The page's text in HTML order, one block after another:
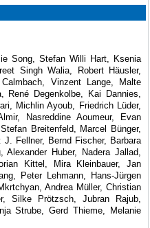
Song, Stefan Willi Hart, Ksenia
Singh Walia, Robert Häusler,
Vinzent Lange, Malte
Degenkolbe, Kai Dannies,
Michlin Ayoub, Friedrich Lüder,
Nasreddine Aoumeur, Evan
Breitenfeld, Marcel Bünger,
Fellner, Bernd Fischer, Barbara
Huber, Nadera Jallad,
Kittel, Mira Kleinbauer, Jan
Peter Lehmann, Hans-Jürgen
Andrea Müller, Christian
Silke Prötzsch, Jubran Rajub,
Strube, Gerd Thieme, Melanie